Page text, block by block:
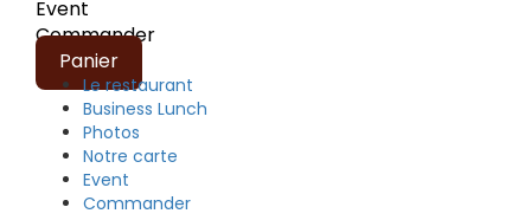
Event
Commander
Panier
Le restaurant
Business Lunch
Photos
Notre carte
Event
Commander